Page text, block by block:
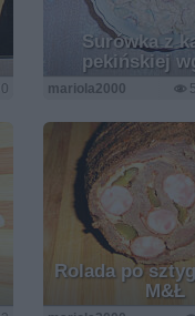
0
Surówka z
pekińskiej
mariola2000
Rolada po
M&Ł